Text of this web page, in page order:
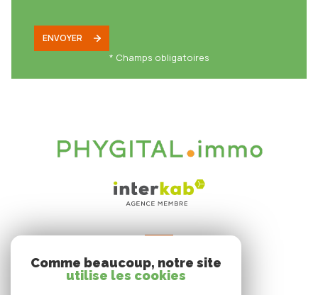
ENVOYER
* Champs obligatoires
Espace propriétaire
Comme beaucoup, notre site
utilise les cookies